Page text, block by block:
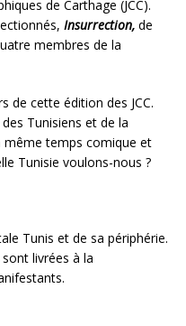
de Carthage (JCC).
Insurrection, de
membres de la
de cette édition des JCC.
Tunisiens et de la
même temps comique et
Tunisie voulons-nous ?
Tunis et de sa périphérie.
livrées à la